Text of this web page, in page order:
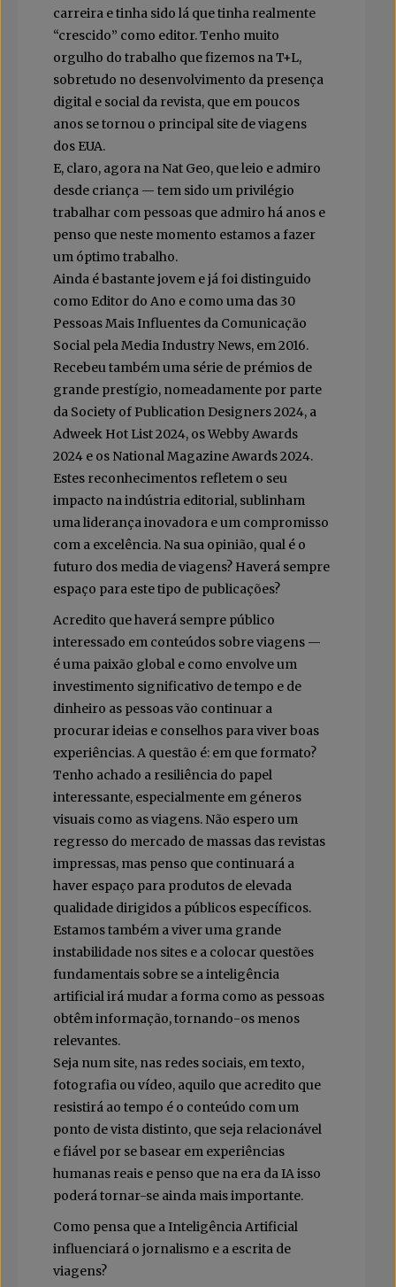
carreira e tinha sido lá que tinha realmente
“crescido” como editor. Tenho muito
orgulho do trabalho que fizemos na T+L,
sobretudo no desenvolvimento da presença
digital e social da revista, que em poucos
anos se tornou o principal site de viagens
dos EUA.
E, claro, agora na Nat Geo, que leio e admiro
desde criança — tem sido um privilégio
trabalhar com pessoas que admiro há anos e
penso que neste momento estamos a fazer
um óptimo trabalho.
Ainda é bastante jovem e já foi distinguido
como Editor do Ano e como uma das 30
Pessoas Mais Influentes da Comunicação
Social pela Media Industry News, em 2016.
Recebeu também uma série de prémios de
grande prestígio, nomeadamente por parte
da Society of Publication Designers 2024, a
Adweek Hot List 2024, os Webby Awards
2024 e os National Magazine Awards 2024.
Estes reconhecimentos refletem o seu
impacto na indústria editorial, sublinham
uma liderança inovadora e um compromisso
com a excelência. Na sua opinião, qual é o
futuro dos media de viagens? Haverá sempre
espaço para este tipo de publicações?
Acredito que haverá sempre público
interessado em conteúdos sobre viagens —
é uma paixão global e como envolve um
investimento significativo de tempo e de
dinheiro as pessoas vão continuar a
procurar ideias e conselhos para viver boas
experiências. A questão é: em que formato?
Tenho achado a resiliência do papel
interessante, especialmente em géneros
visuais como as viagens. Não espero um
regresso do mercado de massas das revistas
impressas, mas penso que continuará a
haver espaço para produtos de elevada
qualidade dirigidos a públicos específicos.
Estamos também a viver uma grande
instabilidade nos sites e a colocar questões
fundamentais sobre se a inteligência
artificial irá mudar a forma como as pessoas
obtêm informação, tornando-os menos
relevantes.
Seja num site, nas redes sociais, em texto,
fotografia ou vídeo, aquilo que acredito que
resistirá ao tempo é o conteúdo com um
ponto de vista distinto, que seja relacionável
e fiável por se basear em experiências
humanas reais e penso que na era da IA isso
poderá tornar-se ainda mais importante.
Como pensa que a Inteligência Artificial
influenciará o jornalismo e a escrita de
viagens?